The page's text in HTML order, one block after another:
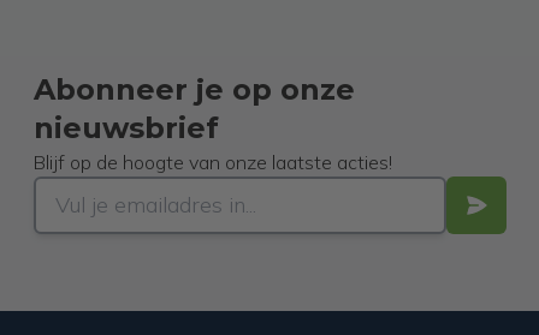
Abonneer je op onze
nieuwsbrief
Blijf op de hoogte van onze laatste acties!